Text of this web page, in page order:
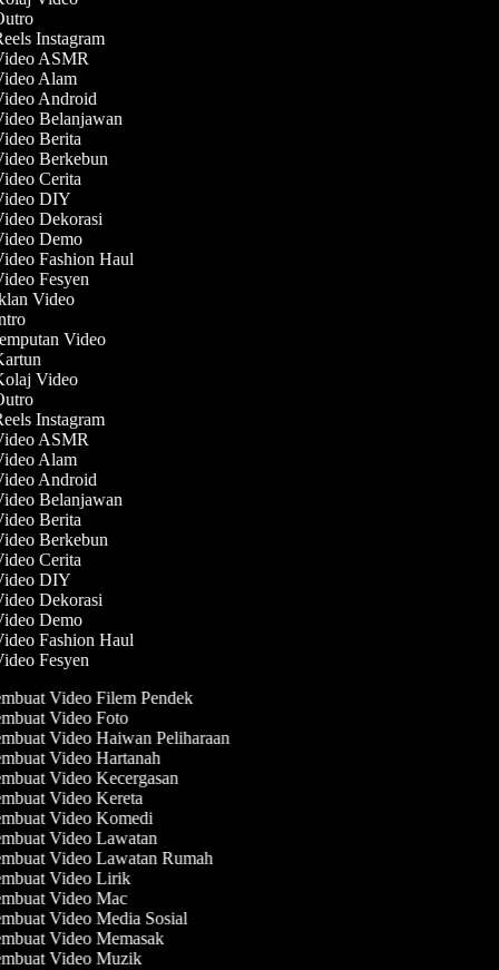
Instagram
ASMR
Alam
Android
Belanjawan
Berita
Berkebun
Cerita
DIY
Dekorasi
Demo
Fashion Haul
Fesyen
Video
Video
Video
Instagram
ASMR
Alam
Android
Belanjawan
Berita
Berkebun
Cerita
DIY
Dekorasi
Demo
Fashion Haul
Fesyen
Video Filem Pendek
Video Foto
Video Haiwan Peliharaan
Video Hartanah
Video Kecergasan
Video Kereta
Video Komedi
Video Lawatan
Video Lawatan Rumah
Video Lirik
Video Mac
Video Media Sosial
Video Memasak
Video Muzik